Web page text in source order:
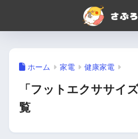
ホーム 家電 健康家電
「フットエクササイ
覧